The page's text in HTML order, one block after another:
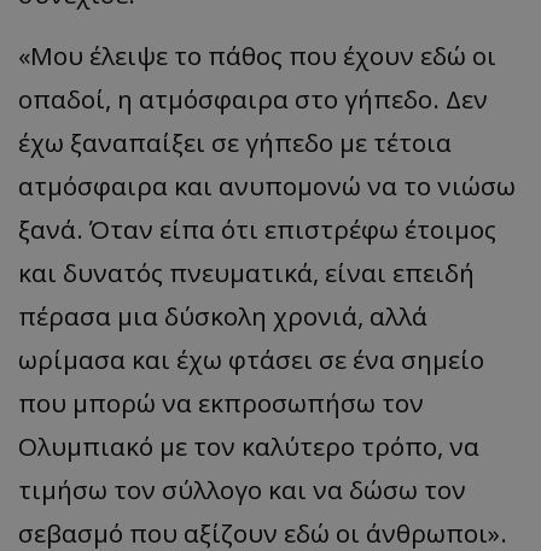
«Μου έλειψε το πάθος που έχουν εδώ οι
οπαδοί, η ατμόσφαιρα στο γήπεδο. Δεν
έχω ξαναπαίξει σε γήπεδο με τέτοια
ατμόσφαιρα και ανυπομονώ να το νιώσω
ξανά. Όταν είπα ότι επιστρέφω έτοιμος
και δυνατός πνευματικά, είναι επειδή
πέρασα μια δύσκολη χρονιά, αλλά
ωρίμασα και έχω φτάσει σε ένα σημείο
που μπορώ να εκπροσωπήσω τον
Ολυμπιακό με τον καλύτερο τρόπο, να
τιμήσω τον σύλλογο και να δώσω τον
σεβασμό που αξίζουν εδώ οι άνθρωποι».